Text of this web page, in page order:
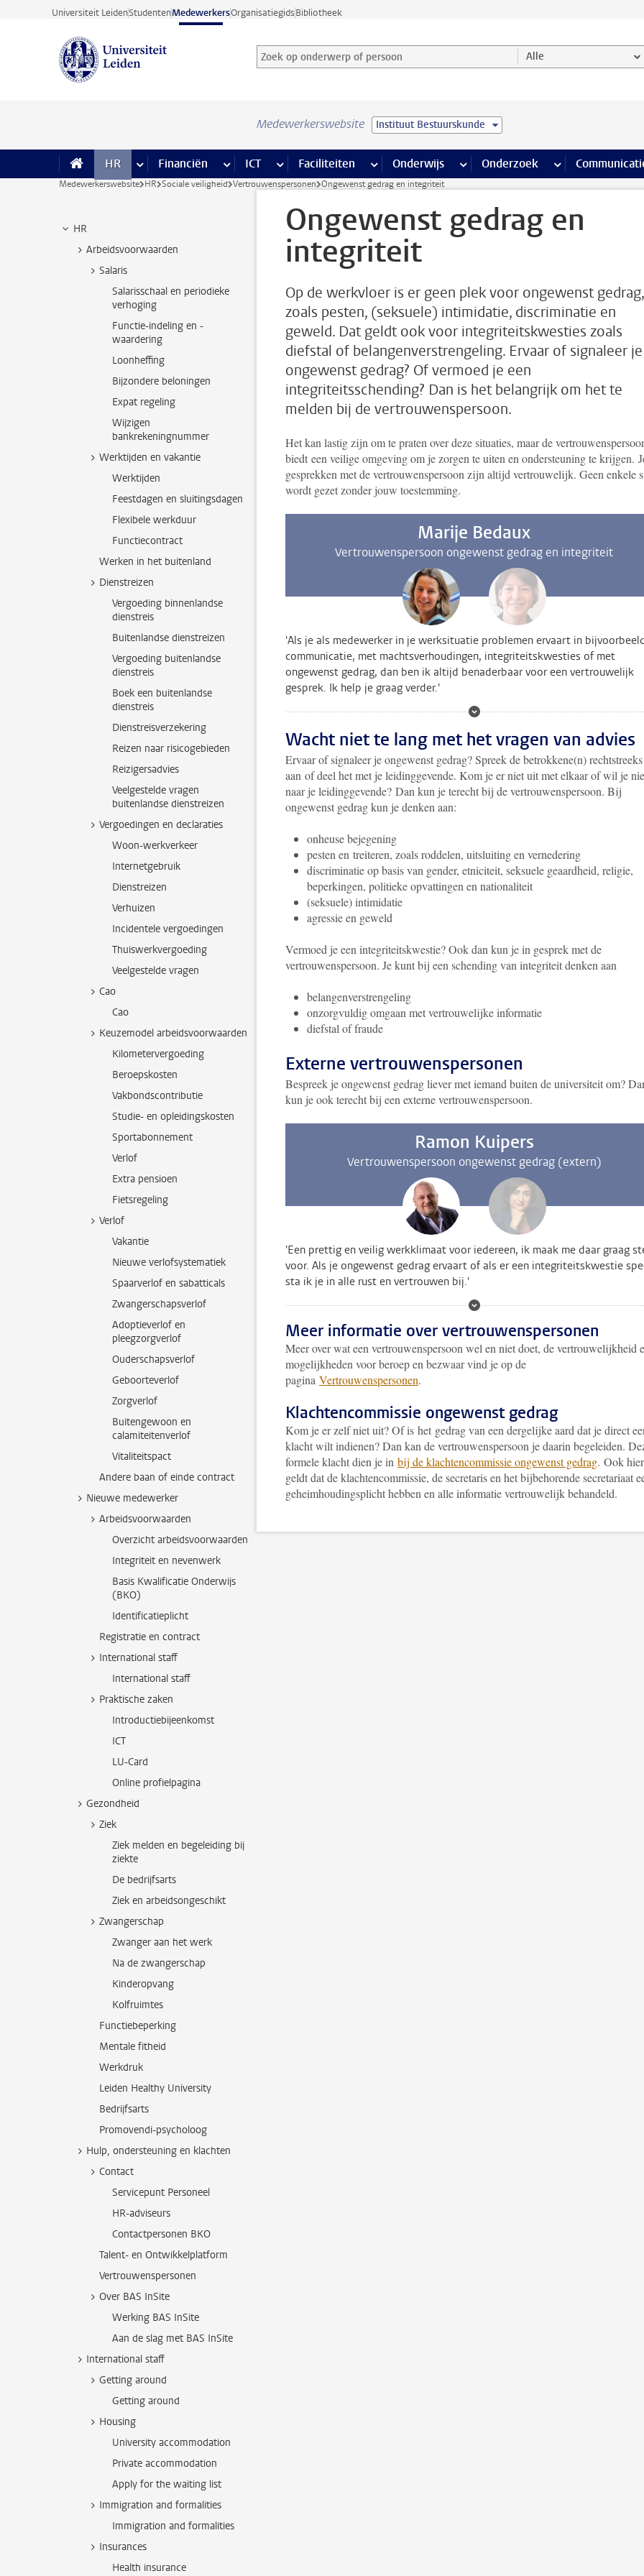
Ga direct naar de inhoud
Universiteit LeidenStudentenMedewerkersOrganisatiegidsBibliotheek
Zoek op onderwerp of persoon en selecteer categorie
Zoekterm Alle
Medewerkerswebsite Instituut Bestuurskunde
HR meer HR pagina’s
Financiën meer Financiën pagina’s
ICT meer ICT pagina’s
Faciliteiten meer Faciliteiten pagina’s
Onderwijs meer Onderwijs pagina’s
Onderzoek meer Onderzoek
Medewerkerswebsite HR Sociale veiligheid Vertrouwenspersonen Ongewenst gedrag en integriteit
HR
Arbeidsvoorwaarden
Salaris
Salarisschaal en periodieke
verhoging
Functie-indeling en -
waardering
Loonheffing
Bijzondere beloningen
Expat regeling
Wijzigen
bankrekeningnummer
Werktijden en vakantie
Werktijden
Feestdagen en sluitingsdagen
Flexibele werkduur
Functiecontract
Werken in het buitenland
Dienstreizen
Vergoeding binnenlandse
dienstreis
Buitenlandse dienstreizen
Vergoeding buitenlandse
dienstreis
Boek een buitenlandse
dienstreis
Dienstreisverzekering
Reizen naar risicogebieden
Reizigersadvies
Veelgestelde vragen
buitenlandse dienstreizen
Vergoedingen en declaraties
Woon-werkverkeer
Internetgebruik
Dienstreizen
Verhuizen
Incidentele vergoedingen
Thuiswerkvergoeding
Veelgestelde vragen
Cao
Cao
Keuzemodel arbeidsvoorwaarden
Kilometervergoeding
Beroepskosten
Vakbondscontributie
Studie- en opleidingskosten
Sportabonnement
Verlof
Extra pensioen
Fietsregeling
Verlof
Vakantie
Nieuwe verlofsystematiek
Spaarverlof en sabatticals
Zwangerschapsverlof
Adoptieverlof en
pleegzorgverlof
Ouderschapsverlof
Geboorteverlof
Zorgverlof
Buitengewoon en
calamiteitenverlof
Vitaliteitspact
Andere baan of einde contract
Nieuwe medewerker
Arbeidsvoorwaarden
Overzicht arbeidsvoorwaarden
Integriteit en nevenwerk
Basis Kwalificatie Onderwijs
(BKO)
Identificatieplicht
Registratie en contract
International staff
International staff
Praktische zaken
Introductiebijeenkomst
ICT
LU-Card
Online profielpagina
Gezondheid
Ziek
Ziek melden en begeleiding bij
ziekte
De bedrijfsarts
Ziek en arbeidsongeschikt
Zwangerschap
Zwanger aan het werk
Na de zwangerschap
Kinderopvang
Kolfruimtes
Functiebeperking
Mentale fitheid
Werkdruk
Leiden Healthy University
Bedrijfsarts
Promovendi-psycholoog
Hulp, ondersteuning en klachten
Contact
Servicepunt Personeel
HR-adviseurs
Contactpersonen BKO
Talent- en Ontwikkelplatform
Vertrouwenspersonen
Over BAS InSite
Werking BAS InSite
Aan de slag met BAS InSite
International staff
Getting around
Getting around
Housing
University accommodation
Private accommodation
Apply for the waiting list
Immigration and formalities
Immigration and formalities
Insurances
Health insurance
Ongewenst gedrag en
integriteit
Op de werkvloer is er geen plek voor ongewenst gedrag,
zoals pesten, (seksuele) intimidatie, discriminatie en
geweld. Dat geldt ook voor integriteitskwesties zoals
diefstal of belangenverstrengeling. Ervaar of signaleer je
ongewenst gedrag? Of vermoed je een
integriteitsschending? Dan is het belangrijk om het te
melden bij de vertrouwenspersoon.
Het kan lastig zijn om te praten over deze situaties, maar de
biedt een veilige omgeving om je zorgen te uiten en ondersteuning te krijgen.
gesprekken met de vertrouwenspersoon zijn altijd vertrouwelijk. Geen enkele
wordt gezet zonder jouw toestemming.
Marije Bedaux
Vertrouwenspersoon ongewenst gedrag en integriteit
'Als je als medewerker in je werksituatie problemen ervaart in
communicatie, met machtsverhoudingen, integriteitskwesties of met
ongewenst gedrag, dan ben ik altijd benaderbaar voor een vertrouwelijk
gesprek. Ik help je graag verder.'
Wacht niet te lang met het vragen van advies
Ervaar of signaleer je ongewenst gedrag? Spreek de betrokkene(n) rechtstreeks
aan of deel het met je leidinggevende. Kom je er niet uit met elkaar of wil je
naar je leidinggevende? Dan kun je terecht bij de vertrouwenspersoon. Bij
ongewenst gedrag kun je denken aan:
onheuse bejegening
pesten en treiteren, zoals roddelen, uitsluiting en vernedering
discriminatie op basis van gender, etniciteit, seksuele geaardheid, religie,
beperkingen, politieke opvattingen en nationaliteit
(seksuele) intimidatie
agressie en geweld
Vermoed je een integriteitskwestie? Ook dan kun je in gesprek met de
vertrouwenspersoon. Je kunt bij een schending van integriteit denken aan
belangenverstrengeling
onzorgvuldig omgaan met vertrouwelijke informatie
diefstal of fraude
Externe vertrouwenspersonen
Bespreek je ongewenst gedrag liever met iemand buiten de universiteit om?
kun je ook terecht bij een externe vertrouwenspersoon.
Ramon Kuipers
Vertrouwenspersoon ongewenst gedrag (extern)
'Een prettig en veilig werkklimaat voor iedereen, ik maak me daar graag
voor. Als je ongewenst gedrag ervaart of als er een integriteitskwestie
sta ik je in alle rust en vertrouwen bij.'
Meer informatie over vertrouwenspersonen
Meer over wat een vertrouwenspersoon wel en niet doet, de vertrouwelijkheid
mogelijkheden voor beroep en bezwaar vind je op de
pagina Vertrouwenspersonen.
Klachtencommissie ongewenst gedrag
Kom je er zelf niet uit? Of is het gedrag van een dergelijke aard dat je direct
klacht wilt indienen? Dan kan de vertrouwenspersoon je daarin begeleiden.
formele klacht dien je in bij de klachtencommissie ongewenst gedrag. Ook hier
geldt dat de klachtencommissie, de secretaris en het bijbehorende secretariaat
geheimhoudingsplicht hebben en alle informatie vertrouwelijk behandeld.